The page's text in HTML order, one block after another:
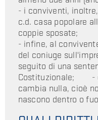
- i conviventi,
c.d. casa popolare
coppie sposate;
- infine, al
del coniuge
seguito di una
Costituzionale; -
cambia nulla, cioè
nascono dentro o